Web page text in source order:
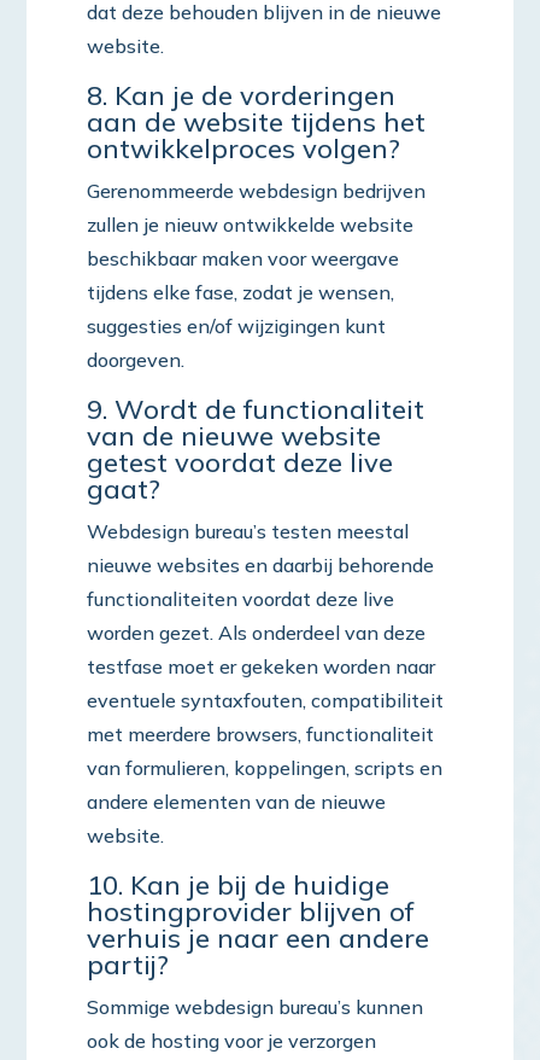
dat deze behouden blijven in de nieuwe
website.
8. Kan je de vorderingen
aan de website tijdens het
ontwikkelproces volgen?
Gerenommeerde webdesign bedrijven
zullen je nieuw ontwikkelde website
beschikbaar maken voor weergave
tijdens elke fase, zodat je wensen,
suggesties en/of wijzigingen kunt
doorgeven.
9. Wordt de functionaliteit
van de nieuwe website
getest voordat deze live
gaat?
Webdesign bureau’s testen meestal
nieuwe websites en daarbij behorende
functionaliteiten voordat deze live
worden gezet. Als onderdeel van deze
testfase moet er gekeken worden naar
eventuele syntaxfouten, compatibiliteit
met meerdere browsers, functionaliteit
van formulieren, koppelingen, scripts en
andere elementen van de nieuwe
website.
10. Kan je bij de huidige
hostingprovider blijven of
verhuis je naar een andere
partij?
Sommige webdesign bureau’s kunnen
ook de hosting voor je verzorgen